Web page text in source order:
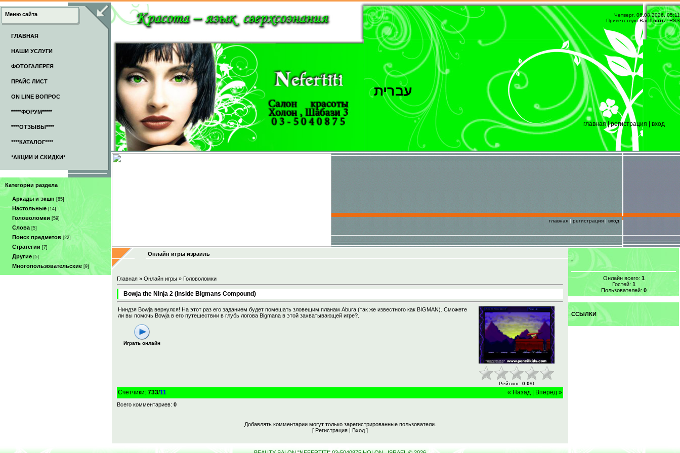
Меню сайта
ГЛАВНАЯ
НАШИ УСЛУГИ
ФОТОГАЛЕРЕЯ
ПРАЙС ЛИСТ
ON LINE ВОПРОС
*****ФОРУМ*****
****ОТЗЫВЫ****
****КАТАЛОГ****
*АКЦИИ И СКИДКИ*
Категории раздела
Аркады и экшн [85]
Настольные [14]
Головоломки [59]
Слова [5]
Поиск предметов [22]
Стратегии [7]
Другие [5]
Многопользовательские [9]
Четверг, 06.08.2026, 05:11
Приветствую Вас Гость|RSS
עברית
главная|регистрация вход
главная | регистрация | вход
Онлайн игры израиль
Главная » Онлайн игры » Головоломки
Bowja the Ninja 2 (Inside Bigmans Compound)
Ниндзя Bowja вернулся! На этот раз его заданием будет помешать зловещим планам Abura (так же известного как BIGMAN). Сможете
ли вы помочь Bowja в его путешествии в глубь логова Bigmana в этой захватывающей игре?.
Играть онлайн
Рейтинг: 0.0/0
« Назад Вперед »
Счетчики: 733/11
Всего комментариев: 0
Добавлять комментарии могут только зарегистрированные пользователи.
[ Регистрация Вход ]
.
Онлайн всего: 1
Гостей: 1
Пользователей: 0
ССЫЛКИ